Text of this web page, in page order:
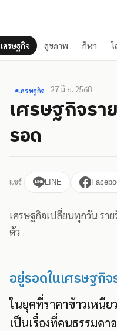
เศรษฐกิจ สุขภาพ กีฬา
เศรษฐกิจ 27 มิ.ย. 2568
เศรษฐกิจรา
รอด
แชร์ LINE
เศรษฐกิจเปลี่ยนทุกวัน รา
ตัว
อยู่รอดในเศรษฐกิ
ในยุคที่ราคาข้าวเหนีย
เป็นเรื่องที่คนธรรมด